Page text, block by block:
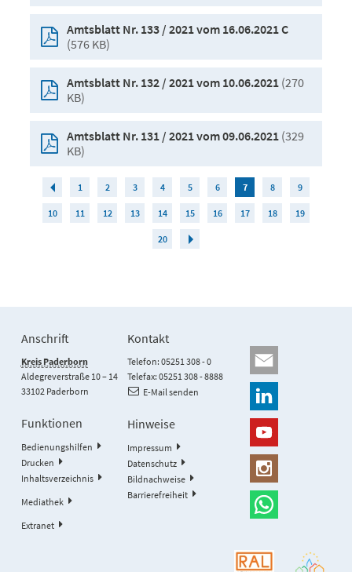
Amtsblatt Nr. 133 / 2021 vom 16.06.2021 C
(576 KB)
Amtsblatt Nr. 132 / 2021 vom 10.06.2021(270
KB)
Amtsblatt Nr. 131 / 2021 vom 09.06.2021(329
KB)
1 2 3 4 5 6 7 8 9
10 11 12 13 14 15 16 17 18 19
20
Anschrift
Kreis Paderborn
Aldegreverstraße 10 – 14
33102 Paderborn
Kontakt
Telefon: 05251 308 - 0
Telefax: 05251 308 - 8888
E-Mail senden
Funktionen
Bedienungshilfen
Drucken
Inhaltsverzeichnis
Mediathek
Extranet
Hinweise
Impressum
Datenschutz
Bildnachweise
Barrierefreiheit